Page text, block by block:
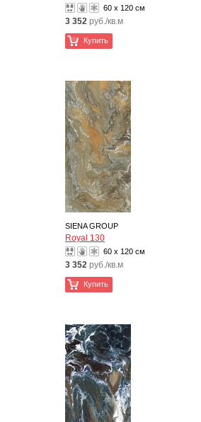
60 x 120 см
3 352 руб./кв.м
Купить
SIENA GROUP
Royal 130
60 x 120 см
3 352 руб./кв.м
Купить